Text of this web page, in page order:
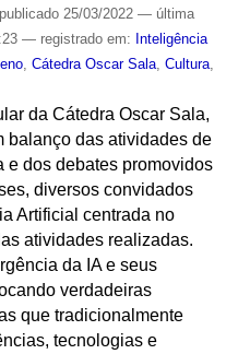
publicado25/03/2022 — última
— registrado em: Inteligência
, Cátedra Oscar Sala, Cultura,
da Cátedra Oscar Sala,
balanço das atividades de
e dos debates promovidos
diversos convidados
Artificial centrada no
atividades realizadas.
da IA e seus
verdadeiras
que tradicionalmente
tecnologias e